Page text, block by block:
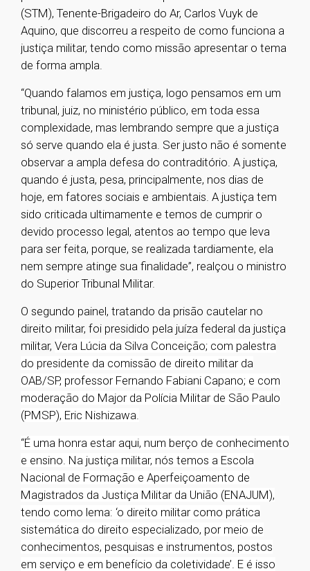
(STM), Tenente-Brigadeiro do Ar, Carlos Vuyk de
Aquino, que discorreu a respeito de como funciona a
justiça militar, tendo como missão apresentar o tema
de forma ampla.
“Quando falamos em justiça, logo pensamos em um
tribunal, juiz, no ministério público, em toda essa
complexidade, mas lembrando sempre que a justiça
só serve quando ela é justa. Ser justo não é somente
observar a ampla defesa do contraditório. A justiça,
quando é justa, pesa, principalmente, nos dias de
hoje, em fatores sociais e ambientais. A justiça tem
sido criticada ultimamente e temos de cumprir o
devido processo legal, atentos ao tempo que leva
para ser feita, porque, se realizada tardiamente, ela
nem sempre atinge sua finalidade”, realçou o ministro
do Superior Tribunal Militar.
O segundo painel, tratando da prisão cautelar no
direito militar, foi presidido pela juíza federal da justiça
militar, Vera Lúcia da Silva Conceição; com palestra
do presidente da comissão de direito militar da
OAB/SP, professor Fernando Fabiani Capano; e com
moderação do Major da Polícia Militar de São Paulo
(PMSP), Eric Nishizawa.
“É uma honra estar aqui, num berço de conhecimento
e ensino. Na justiça militar, nós temos a Escola
Nacional de Formação e Aperfeiçoamento de
Magistrados da Justiça Militar da União (ENAJUM),
tendo como lema: ‘o direito militar como prática
sistemática do direito especializado, por meio de
conhecimentos, pesquisas e instrumentos, postos
em serviço e em benefício da coletividade’. E é isso